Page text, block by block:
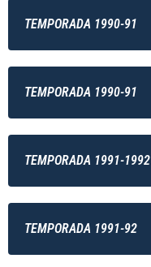
TEMPORADA 1990-91
TEMPORADA 1990-91
TEMPORADA 1991-1992
TEMPORADA 1991-92